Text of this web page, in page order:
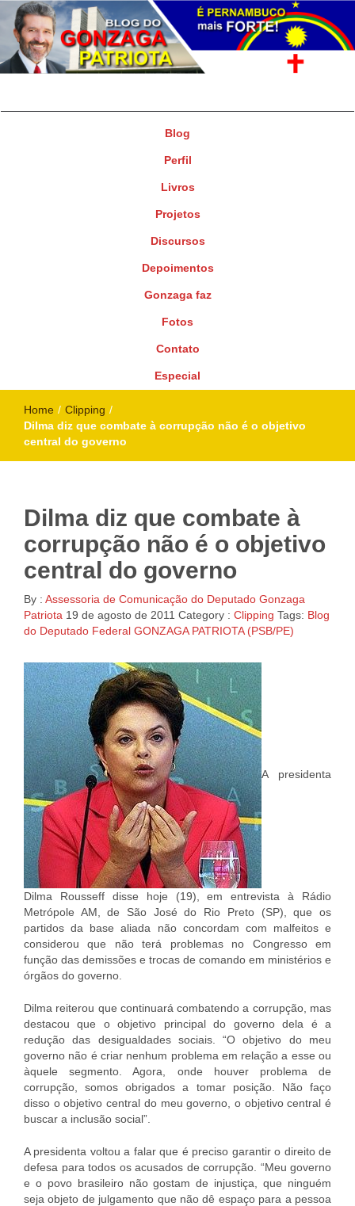
Blog
Perfil
Livros
Projetos
Discursos
Depoimentos
Gonzaga faz
Fotos
Contato
Especial
Home / Clipping /
Dilma diz que combate à corrupção não é o objetivo
central do governo
Dilma diz que combate à
corrupção não é o objetivo
central do governo
By : Assessoria de Comunicação do Deputado Gonzaga
Patriota 19 de agosto de 2011 Category : Clipping Tags: Blog
do Deputado Federal GONZAGA PATRIOTA (PSB/PE)
A presidenta
Dilma Rousseff disse hoje (19), em entrevista à Rádio
Metrópole AM, de São José do Rio Preto (SP), que os
partidos da base aliada não concordam com malfeitos e
considerou que não terá problemas no Congresso em
função das demissões e trocas de comando em ministérios e
órgãos do governo.
Dilma reiterou que continuará combatendo a corrupção, mas
destacou que o objetivo principal do governo dela é a
redução das desigualdades sociais. “O objetivo do meu
governo não é criar nenhum problema em relação a esse ou
àquele segmento. Agora, onde houver problema de
corrupção, somos obrigados a tomar posição. Não faço
disso o objetivo central do meu governo, o objetivo central é
buscar a inclusão social”.
A presidenta voltou a falar que é preciso garantir o direito de
defesa para todos os acusados de corrupção. “Meu governo
e o povo brasileiro não gostam de injustiça, que ninguém
seja objeto de julgamento que não dê espaço para a pessoa